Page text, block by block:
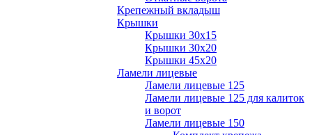
Крепежный вкладыш
Крышки
Крышки 30х15
Крышки 30х20
Крышки 45х20
Ламели лицевые
Ламели лицевые 125
Ламели лицевые 125 для калиток
и ворот
Ламели лицевые 150